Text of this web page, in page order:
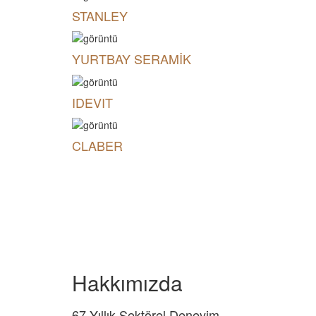
STANLEY
YURTBAY SERAMİK
IDEVIT
CLABER
Hakkımızda